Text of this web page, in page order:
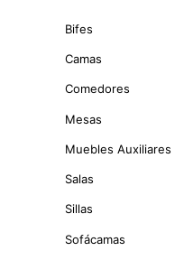
Bifes
Camas
Comedores
Mesas
Muebles Auxiliares
Salas
Sillas
Sofácamas